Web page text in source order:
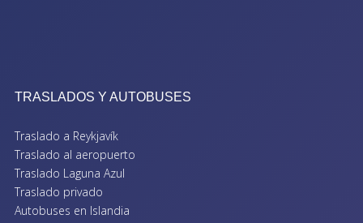
TRASLADOS Y AUTOBUSES
Traslado a Reykjavík
Traslado al aeropuerto
Traslado Laguna Azul
Traslado privado
Autobuses en Islandia